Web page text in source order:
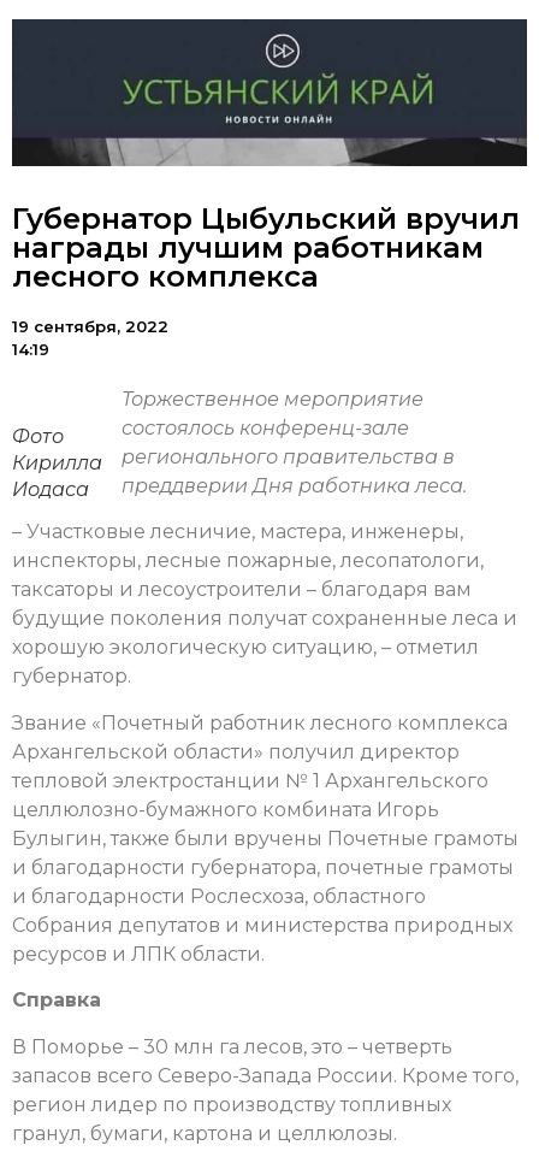
Губернатор Цыбульский вручил
награды лучшим работникам
лесного комплекса
19 сентября, 2022
14:19
Фото
Кирилла
Иодаса
Торжественное мероприятие
состоялось конференц-зале
регионального правительства в
преддверии Дня работника леса.
– Участковые лесничие, мастера, инженеры,
инспекторы, лесные пожарные, лесопатологи,
таксаторы и лесоустроители – благодаря вам
будущие поколения получат сохраненные леса и
хорошую экологическую ситуацию, – отметил
губернатор.
Звание «Почетный работник лесного комплекса
Архангельской области» получил директор
тепловой электростанции № 1 Архангельского
целлюлозно-бумажного комбината Игорь
Булыгин, также были вручены Почетные грамоты
и благодарности губернатора, почетные грамоты
и благодарности Рослесхоза, областного
Собрания депутатов и министерства природных
ресурсов и ЛПК области.
Справка
В Поморье – 30 млн га лесов, это – четверть
запасов всего Северо-Запада России. Кроме того,
регион лидер по производству топливных
гранул, бумаги, картона и целлюлозы.